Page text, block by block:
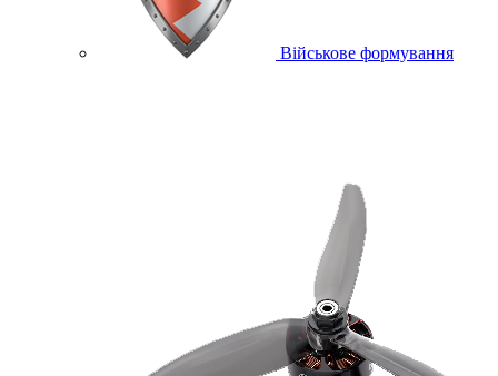
Військове формування